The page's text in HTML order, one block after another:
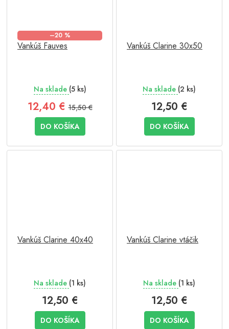
–20 %
Vankúš Fauves
Na sklade (5 ks)
12,40 €15,50 €
DO KOŠÍKA
Vankúš Clarine 30x50
Na sklade (2 ks)
12,50 €
DO KOŠÍKA
Vankúš Clarine 40x40
Na sklade (1 ks)
12,50 €
DO KOŠÍKA
Vankúš Clarine vtáčik
Na sklade (1 ks)
12,50 €
DO KOŠÍKA